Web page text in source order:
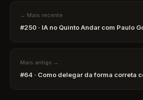
← Mais recente
#250 · IA no Quinto Andar com Paulo
Mais antigo →
#64 · Como delegar da forma correta